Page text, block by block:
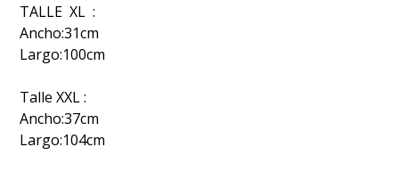
TALLE XL :
Ancho:31cm
Largo:100cm
Talle XXL :
Ancho:37cm
Largo:104cm